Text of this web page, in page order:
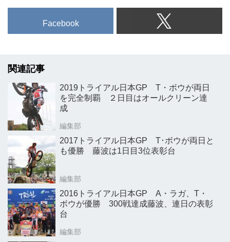
Facebook
関連記事
2019トライアル日本GP T・ボウが両日
を完全制覇 ２日目はオールクリーン達
成
編集部
2017トライアル日本GP T･ボウが両日と
も優勝 藤波は1日目3位表彰台
編集部
2016トライアル日本GP A・ラガ、T・
ボウが優勝 300戦達成藤波、連日の表彰
台
編集部